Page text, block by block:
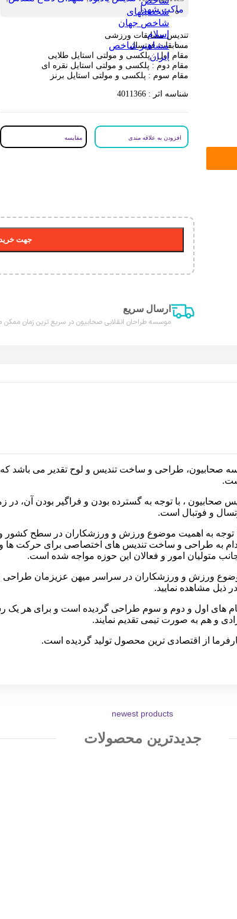
شخصیتهای
شاخص جهان
اسلام
مشاهیر شاخص
ایران
ماکت شهدا
تندیس مسابقات ورزشی
مسابقات فوتسال
مقام اول : پلکسی و مولتی استایل طلایی
مقام دوم : پلکسی و مولتی استایل نقره ای
مقام سوم : پلکسی و مولتی استایل برنز
شناسه اثر : 4011366
افزودن به علاقه مندی مقایسه
جهت
ارسال سریع
موسسه طراحان انقلابی صحابیون در سریع ترین زمان ممکن
طراحی و ساخت تندیس و لوح تقدیر می باشد که
، با توجه به گسترده بودن و فراگیر بودن آن، در
و فوتبال است.
توجه به اهمیت موضوع ورزش و ورزشکاران در سطح کشور
به طراحی و ساخت تندیس های اختصاصی برای حرکت ها و
متولیان امور و فعالان این حوزه مواجه شده است.
بیش از ۱۰ عنوان مرتبط با موضوع ورزش و ورزشکاران در سراسر
ذیل مشاهده نمایید.
های اول و دوم و سوم طراحی گردیده است و برای هر یک
و هم به صورت تیمی تقدیم نمایند.
از اقتصادی ترین محصول تولید گردیده است.
newest products
جدیدترین محصولات